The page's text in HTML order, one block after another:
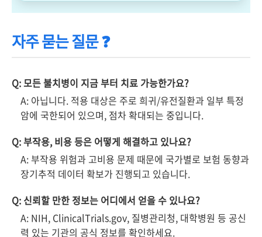
자주 묻는 질문 ❓
Q: 모든 불치병이 지금 부터 치료 가능한가요?
A: 아닙니다. 적용 대상은 주로 희귀/유전질환과 일부 특정
암에 국한되어 있으며, 점차 확대되는 중입니다.
Q: 부작용, 비용 등은 어떻게 해결하고 있나요?
A: 부작용 위험과 고비용 문제 때문에 국가별로 보험 동향과
장기추적 데이터 확보가 진행되고 있습니다.
Q: 신뢰할 만한 정보는 어디에서 얻을 수 있나요?
A: NIH, ClinicalTrials.gov, 질병관리청, 대학병원 등 공신
력 있는 기관의 공식 정보를 확인하세요.